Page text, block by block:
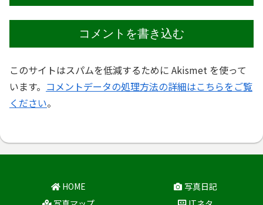
コメントを書き込む
このサイトはスパムを低減するために Akismet を使って
います。 コメントデータの処理方法の詳細はこちらをご覧
ください。
HOME
写真日記